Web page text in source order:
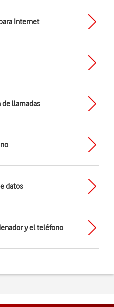
Internet
de llamadas
datos
y el teléfono